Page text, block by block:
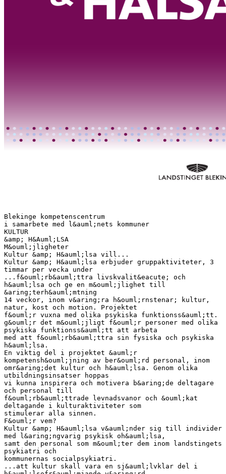
Blekinge kompetenscentrum
i samarbete med l&auml;nets kommuner
KULTUR
&amp; H&Auml;LSA
M&ouml;jligheter
Kultur &amp; H&auml;lsa vill...
Kultur &amp; H&auml;lsa erbjuder gruppaktiviteter, 3
timmar per vecka under
...f&ouml;rb&auml;ttra livskvalit&eacute; och
h&auml;lsa och ge en m&ouml;jlighet till
&aring;terh&auml;mtning
14 veckor, inom v&aring;ra h&ouml;rnstenar; kultur,
natur, kost och motion. Projektet
f&ouml;r vuxna med olika psykiska funktionss&auml;tt.
g&ouml;r det m&ouml;jligt f&ouml;r personer med olika
psykiska funktionss&auml;tt att arbeta
med att f&ouml;rb&auml;ttra sin fysiska och psykiska
h&auml;lsa.
En viktig del i projektet &auml;r
kompetensh&ouml;jning av ber&ouml;rd personal, inom
omr&aring;det kultur och h&auml;lsa. Genom olika
utbildningsinsatser hoppas
vi kunna inspirera och motivera b&aring;de deltagare
och personal till
f&ouml;rb&auml;ttrade levnadsvanor och &ouml;kat
deltagande i kulturaktiviteter som
stimulerar alla sinnen.
F&ouml;r vem?
Kultur &amp; H&auml;lsa v&auml;nder sig till individer
med l&aring;ngvarig psykisk oh&auml;lsa,
samt den personal som m&ouml;ter dem inom landstingets
psykiatri och
kommunernas socialpsykiatri.
...att kultur skall vara en sj&auml;lvklar del i